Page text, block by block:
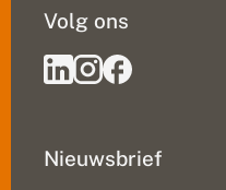
Nieuwsbrief
Volg ons